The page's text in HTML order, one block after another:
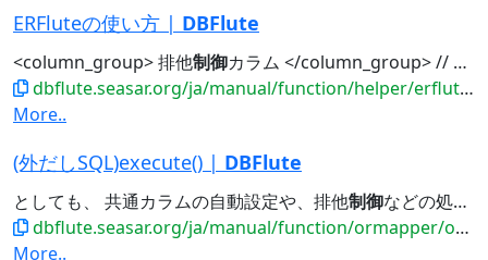
ERFluteの使い方 | DBFlute
<column_group> 排他制御カラム </column_group> // カラムグループの名前...
dbflute.seasar.org/ja/manual/function/helper/erflute/howto.html
More..
(外だしSQL)execute() | DBFlute
としても、 共通カラムの自動設定や、排他制御などの処理は行われません(自前で
dbflute.seasar.org/ja/manual/function/ormapper/outsidesql/update/execute.html
More..